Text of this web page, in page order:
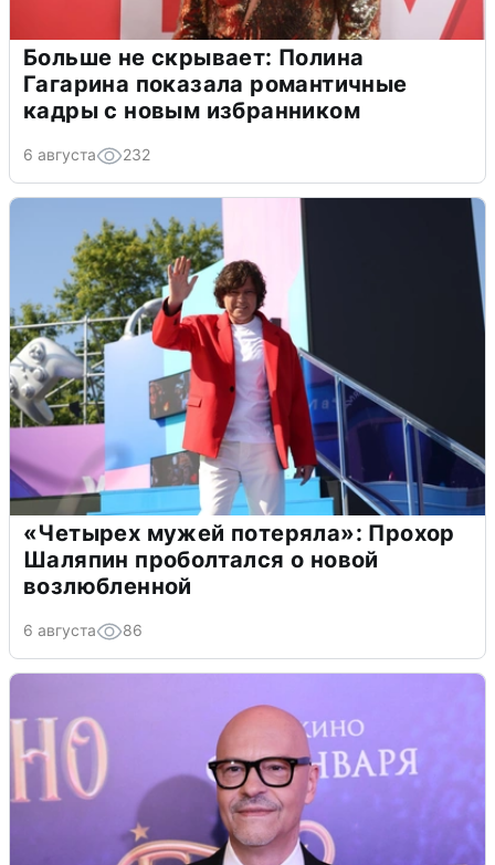
Больше не скрывает: Полина
Гагарина показала романтичные
кадры с новым избранником
6 августа 232
«Четырех мужей потеряла»: Прохор
Шаляпин проболтался о новой
возлюбленной
6 августа 86